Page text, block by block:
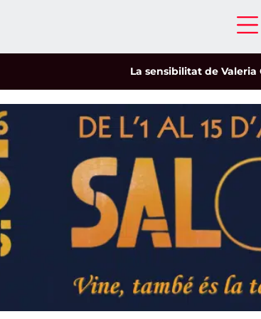
La sensibilitat de Valeria